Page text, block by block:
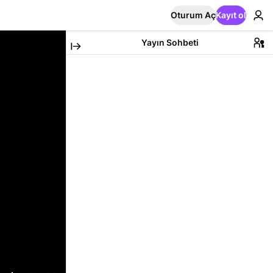
Oturum AçKayıt ol
Yayın Sohbeti